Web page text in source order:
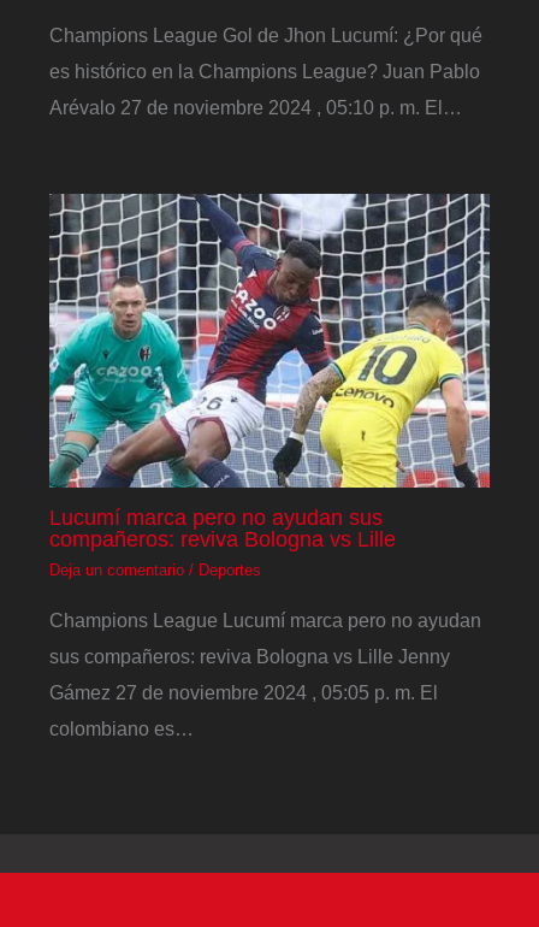
Champions League Gol de Jhon Lucumí: ¿Por qué
es histórico en la Champions League? Juan Pablo
Arévalo 27 de noviembre 2024 , 05:10 p. m. El…
Lucumí marca pero no ayudan sus
compañeros: reviva Bologna vs Lille
Deja un comentario / Deportes
Champions League Lucumí marca pero no ayudan
sus compañeros: reviva Bologna vs Lille Jenny
Gámez 27 de noviembre 2024 , 05:05 p. m. El
colombiano es…